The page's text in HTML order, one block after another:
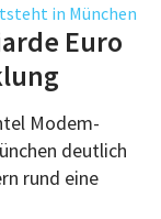
in München
Euro
Modem-
deutlich
rund eine